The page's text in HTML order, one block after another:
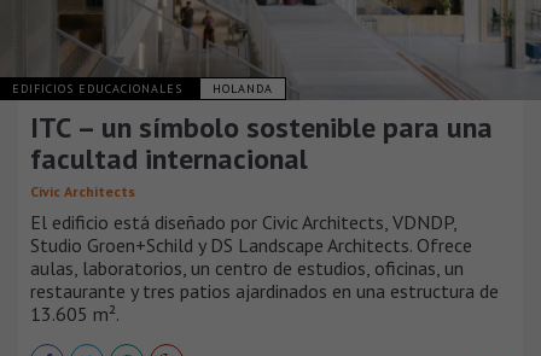
EDIFICIOS EDUCACIONALES HOLANDA
ITC – un símbolo sostenible para una
facultad internacional
Civic Architects
El edificio está diseñado por Civic Architects, VDNDP,
Studio Groen+Schild y DS Landscape Architects. Ofrece
aulas, laboratorios, un centro de estudios, oficinas, un
restaurante y tres patios ajardinados en una estructura de
13.605 m².